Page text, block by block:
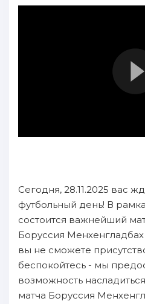
Сегодня, 28.11.2025 вас
футбольный день! В
состоится важнейший
Боруссия
вы не сможете
беспокойтесь - мы
возможность
матча Боруссия